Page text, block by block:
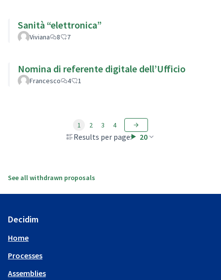
Sanità “elettronica”
Viviana 8 7
Nomina di referente digitale dell’Ufficio
Francesco 4 1
Results per page: 20
1 2 3 4
See all withdrawn proposals
Decidim
Home
Processes
Assemblies